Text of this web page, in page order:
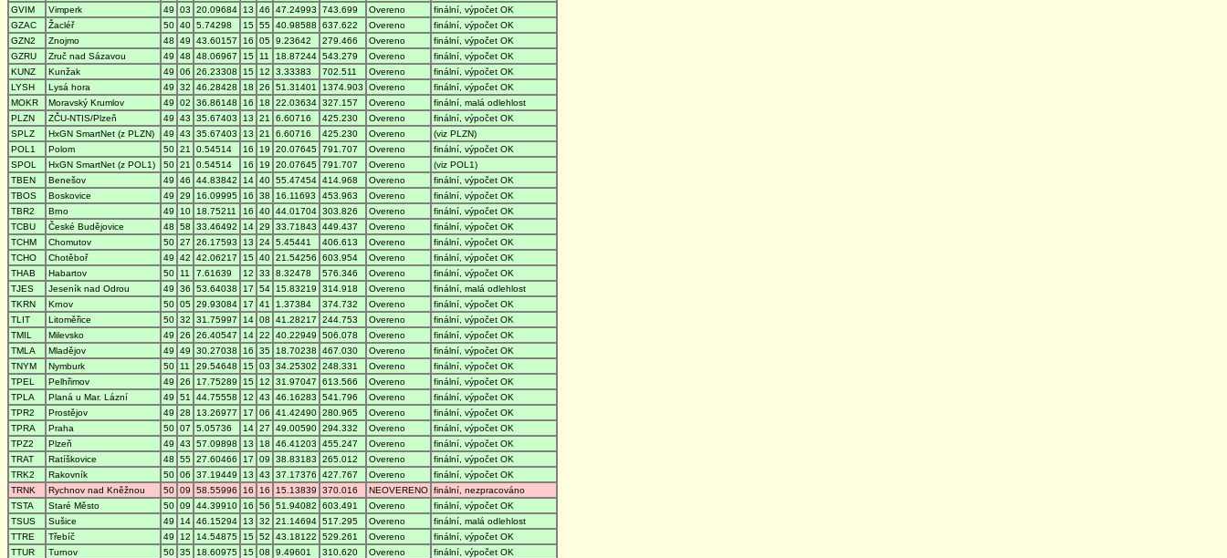
GVIM
Vimperk 49 03 20.09684 13 46 47.24993 743.699 Overeno
finální, výpočet OK
GZAC
Žacléř 50 40 5.74298 15 55 40.98588 637.622 Overeno
finální, výpočet OK
GZN2
Znojmo 48 49 43.60157 16 05 9.23642 279.466 Overeno
finální, výpočet OK
GZRU
Zruč nad Sázavou 49 48 48.06967 15 11 18.87244 543.279 Overeno
finální, výpočet OK
KUNZ
Kunžak 49 06 26.23308 15 12 3.33383 702.511 Overeno
finální, výpočet OK
LYSH
Lysá hora 49 32 46.28428 18 26 51.31401 1374.903 Overeno
finální, výpočet OK
MOKR
Moravský Krumlov 49 02 36.86148 16 18 22.03634 327.157 Overeno
finální, malá odlehlost
PLZN
ZČU-NTIS/Plzeň 49 43 35.67403 13 21 6.60716 425.230 Overeno
finální, výpočet OK
SPLZ
HxGN SmartNet (z PLZN) 49 43 35.67403 13 21 6.60716 425.230 Overeno
(viz PLZN)
POL1
Polom 50 21 0.54514 16 19 20.07645 791.707 Overeno
finální, výpočet OK
SPOL
HxGN SmartNet (z POL1) 50 21 0.54514 16 19 20.07645 791.707 Overeno
(viz POL1)
TBEN
Benešov 49 46 44.83842 14 40 55.47454 414.968 Overeno
finální, výpočet OK
TBOS
Boskovice 49 29 16.09995 16 38 16.11693 453.963 Overeno
finální, výpočet OK
TBR2
Brno 49 10 18.75211 16 40 44.01704 303.826 Overeno
finální, výpočet OK
TCBU
České Budějovice 48 58 33.46492 14 29 33.71843 449.437 Overeno
finální, výpočet OK
TCHM
Chomutov 50 27 26.17593 13 24 5.45441 406.613 Overeno
finální, výpočet OK
TCHO
Chotěboř 49 42 42.06217 15 40 21.54256 603.954 Overeno
finální, výpočet OK
THAB
Habartov 50 11 7.61639 12 33 8.32478 576.346 Overeno
finální, výpočet OK
TJES
Jeseník nad Odrou 49 36 53.64038 17 54 15.83219 314.918 Overeno
finální, malá odlehlost
TKRN
Krnov 50 05 29.93084 17 41 1.37384 374.732 Overeno
finální, výpočet OK
TLIT
Litoměřice 50 32 31.75997 14 08 41.28217 244.753 Overeno
finální, výpočet OK
TMIL
Milevsko 49 26 26.40547 14 22 40.22949 506.078 Overeno
finální, výpočet OK
TMLA
Mladějov 49 49 30.27038 16 35 18.70238 467.030 Overeno
finální, výpočet OK
TNYM
Nymburk 50 11 29.54648 15 03 34.25302 248.331 Overeno
finální, výpočet OK
TPEL
Pelhřimov 49 26 17.75289 15 12 31.97047 613.566 Overeno
finální, výpočet OK
TPLA
Planá u Mar. Lázní 49 51 44.75558 12 43 46.16283 541.796 Overeno
finální, výpočet OK
TPR2
Prostějov 49 28 13.26977 17 06 41.42490 280.965 Overeno
finální, výpočet OK
TPRA
Praha 50 07 5.05736 14 27 49.00590 294.332 Overeno
finální, výpočet OK
TPZ2
Plzeň 49 43 57.09898 13 18 46.41203 455.247 Overeno
finální, výpočet OK
TRAT
Ratíškovice 48 55 27.60466 17 09 38.83183 265.012 Overeno
finální, výpočet OK
TRK2
Rakovník 50 06 37.19449 13 43 37.17376 427.767 Overeno
finální, výpočet OK
TRNK
Rychnov nad Kněžnou 50 09 58.55996 16 16 15.13839 370.016 NEOVERENO finální, nezpracováno
TSTA
Staré Město 50 09 44.39910 16 56 51.94082 603.491 Overeno
finální, výpočet OK
TSUS
Sušice 49 14 46.15294 13 32 21.14694 517.295 Overeno
finální, malá odlehlost
TTRE
Třebíč 49 12 14.54875 15 52 43.18122 529.261 Overeno
finální, výpočet OK
TTUR
Turnov 50 35 18.60975 15 08 9.49601 310.620 Overeno
finální, výpočet OK